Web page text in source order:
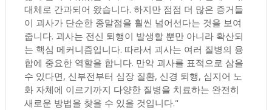
대체로 간과되어 왔습니다. 하지만 점점 더 많은 증거들
이 괴사가 단순한 종말점을 훨씬 넘어선다는 것을 보여
줍니다. 괴사는 전신 퇴행이 발생할 뿐만 아니라 확산되
는 핵심 메커니즘입니다. 따라서 괴사는 여러 질병의 융
합에 중요한 역할을 합니다. 만약 괴사를 표적으로 삼을
수 있다면, 신부전부터 심장 질환, 신경 퇴행, 심지어 노
화 자체에 이르기까지 다양한 질병을 치료하는 완전히
새로운 방법을 찾을 수 있을 것입니다."